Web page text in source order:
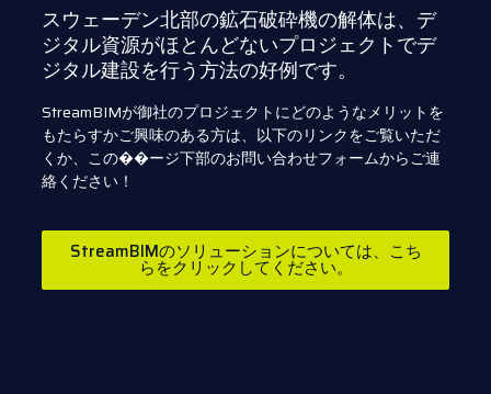
スウェーデン北部の鉱石破砕機の解体は、デ
ジタル資源がほとんどないプロジェクトでデ
ジタル建設を行う方法の好例です。
StreamBIMが御社のプロジェクトにどのようなメリットを
もたらすかご興味のある方は、以下のリンクをご覧いただ
くか、この��ージ下部のお問い合わせフォームからご連
絡ください！
StreamBIMのソリューションについては、こち
らをクリックしてください。